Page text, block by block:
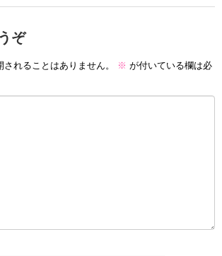
ぞ
れることはありません。 ※ が付いている欄は必